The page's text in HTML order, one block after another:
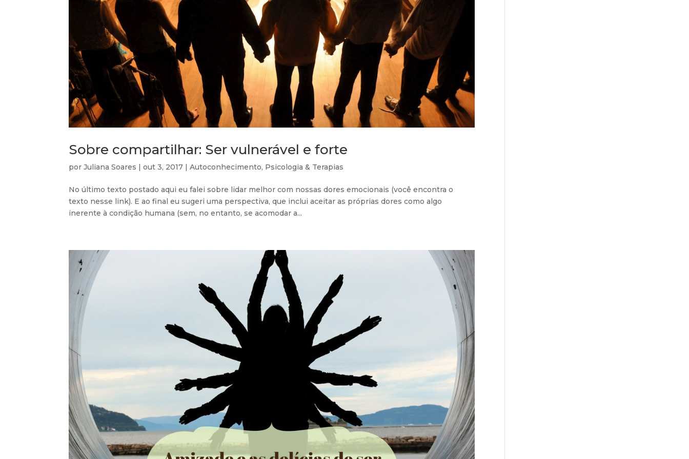
Sobre compartilhar: Ser vulnerável e forte
porJuliana Soares |out 3, 2017 |Autoconhecimento, Psicologia & Terapias
No último texto postado aqui eu falei sobre lidar melhor com nossas dores emocionais (você encontra o
texto nesse link). E ao final eu sugeri uma perspectiva, que inclui aceitar as próprias dores como algo
inerente à condição humana (sem, no entanto, se acomodar a...